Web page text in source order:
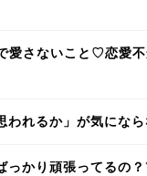
愛さないこと♡恋愛
われるか」が気にな
っかり頑張ってるの